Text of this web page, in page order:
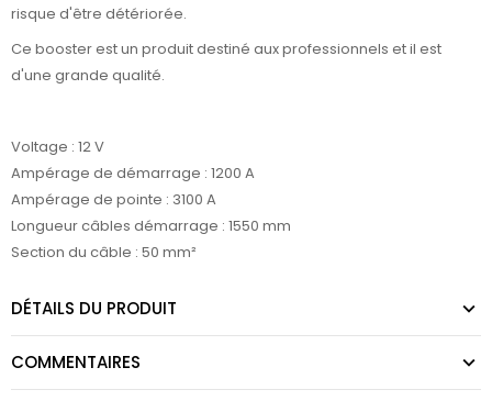
risque d'être détériorée.
Ce booster est un produit destiné aux professionnels et il est
d'une grande qualité.
Voltage : 12 V
Ampérage de démarrage : 1200 A
Ampérage de pointe : 3100 A
Longueur câbles démarrage : 1550 mm
Section du câble : 50 mm²
DÉTAILS DU PRODUIT
COMMENTAIRES